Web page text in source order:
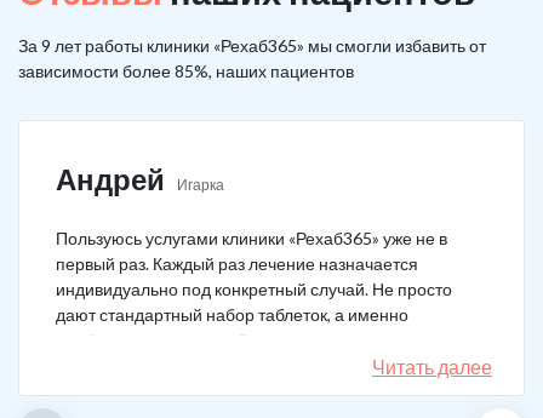
За 9 лет работы клиники «Рехаб365» мы смогли избавить от
зависимости более 85%, наших пациентов
Андрей Игарка
Пользуюсь услугами клиники «Рехаб365» уже не в
первый раз. Каждый раз лечение назначается
индивидуально под конкретный случай. Не просто
дают стандартный набор таблеток, а именно
подбирается лечение. Специально сравнил
назначения, они отличаются. Клиника делает скидку
на последующие вызовы за оставленный отзыв! Я
Читать далее